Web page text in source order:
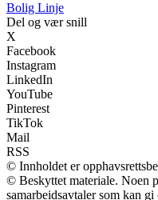
Bolig Linje
Del og vær snill
X
Facebook
Instagram
LinkedIn
YouTube
Pinterest
TikTok
Mail
RSS
© Innholdet er
© Beskyttet materiale. Noen
samarbeidsavtaler som kan